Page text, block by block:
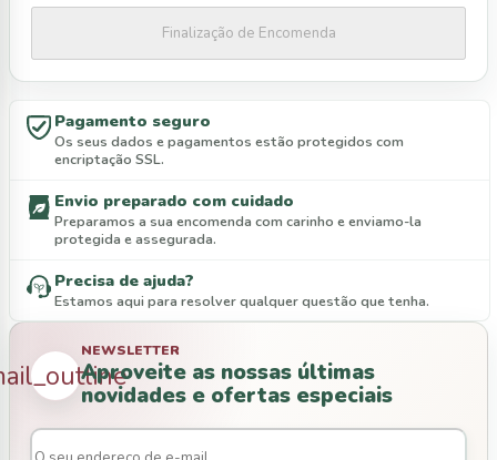
Finalização de Encomenda
Pagamento seguro
Os seus dados e pagamentos estão protegidos com
encriptação SSL.
Envio preparado com cuidado
Preparamos a sua encomenda com carinho e enviamo-la
protegida e assegurada.
Precisa de ajuda?
Estamos aqui para resolver qualquer questão que tenha.
NEWSLETTER
Aproveite as nossas últimas
novidades e ofertas especiais